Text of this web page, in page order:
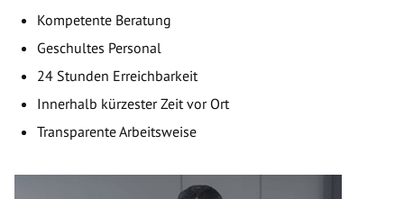
Kompetente Beratung
Geschultes Personal
24 Stunden Erreichbarkeit
Innerhalb kürzester Zeit vor Ort
Transparente Arbeitsweise